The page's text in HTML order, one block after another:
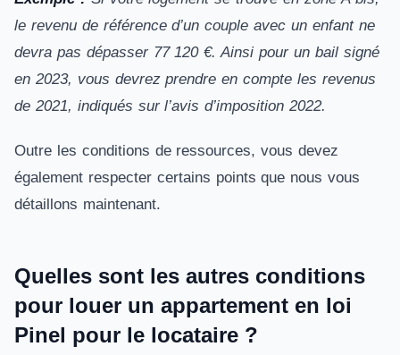
le revenu de référence d’un couple avec un enfant ne
devra pas dépasser 77 120 €. Ainsi pour un bail signé
en 2023, vous devrez prendre en compte les revenus
de 2021, indiqués sur l’avis d’imposition 2022.
Outre les conditions de ressources, vous devez
également respecter certains points que nous vous
détaillons maintenant.
Quelles sont les autres conditions
pour louer un appartement en loi
Pinel pour le locataire ?